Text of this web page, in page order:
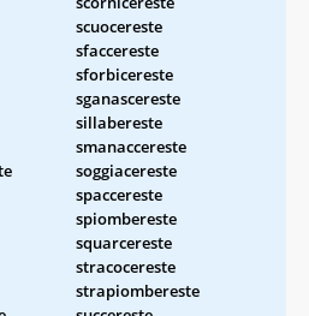
scuocereste
sfaccereste
sforbicereste
sganascereste
sillabereste
smanaccereste
soggiacereste
spaccereste
spiombereste
squarcereste
stracocereste
strapiombereste